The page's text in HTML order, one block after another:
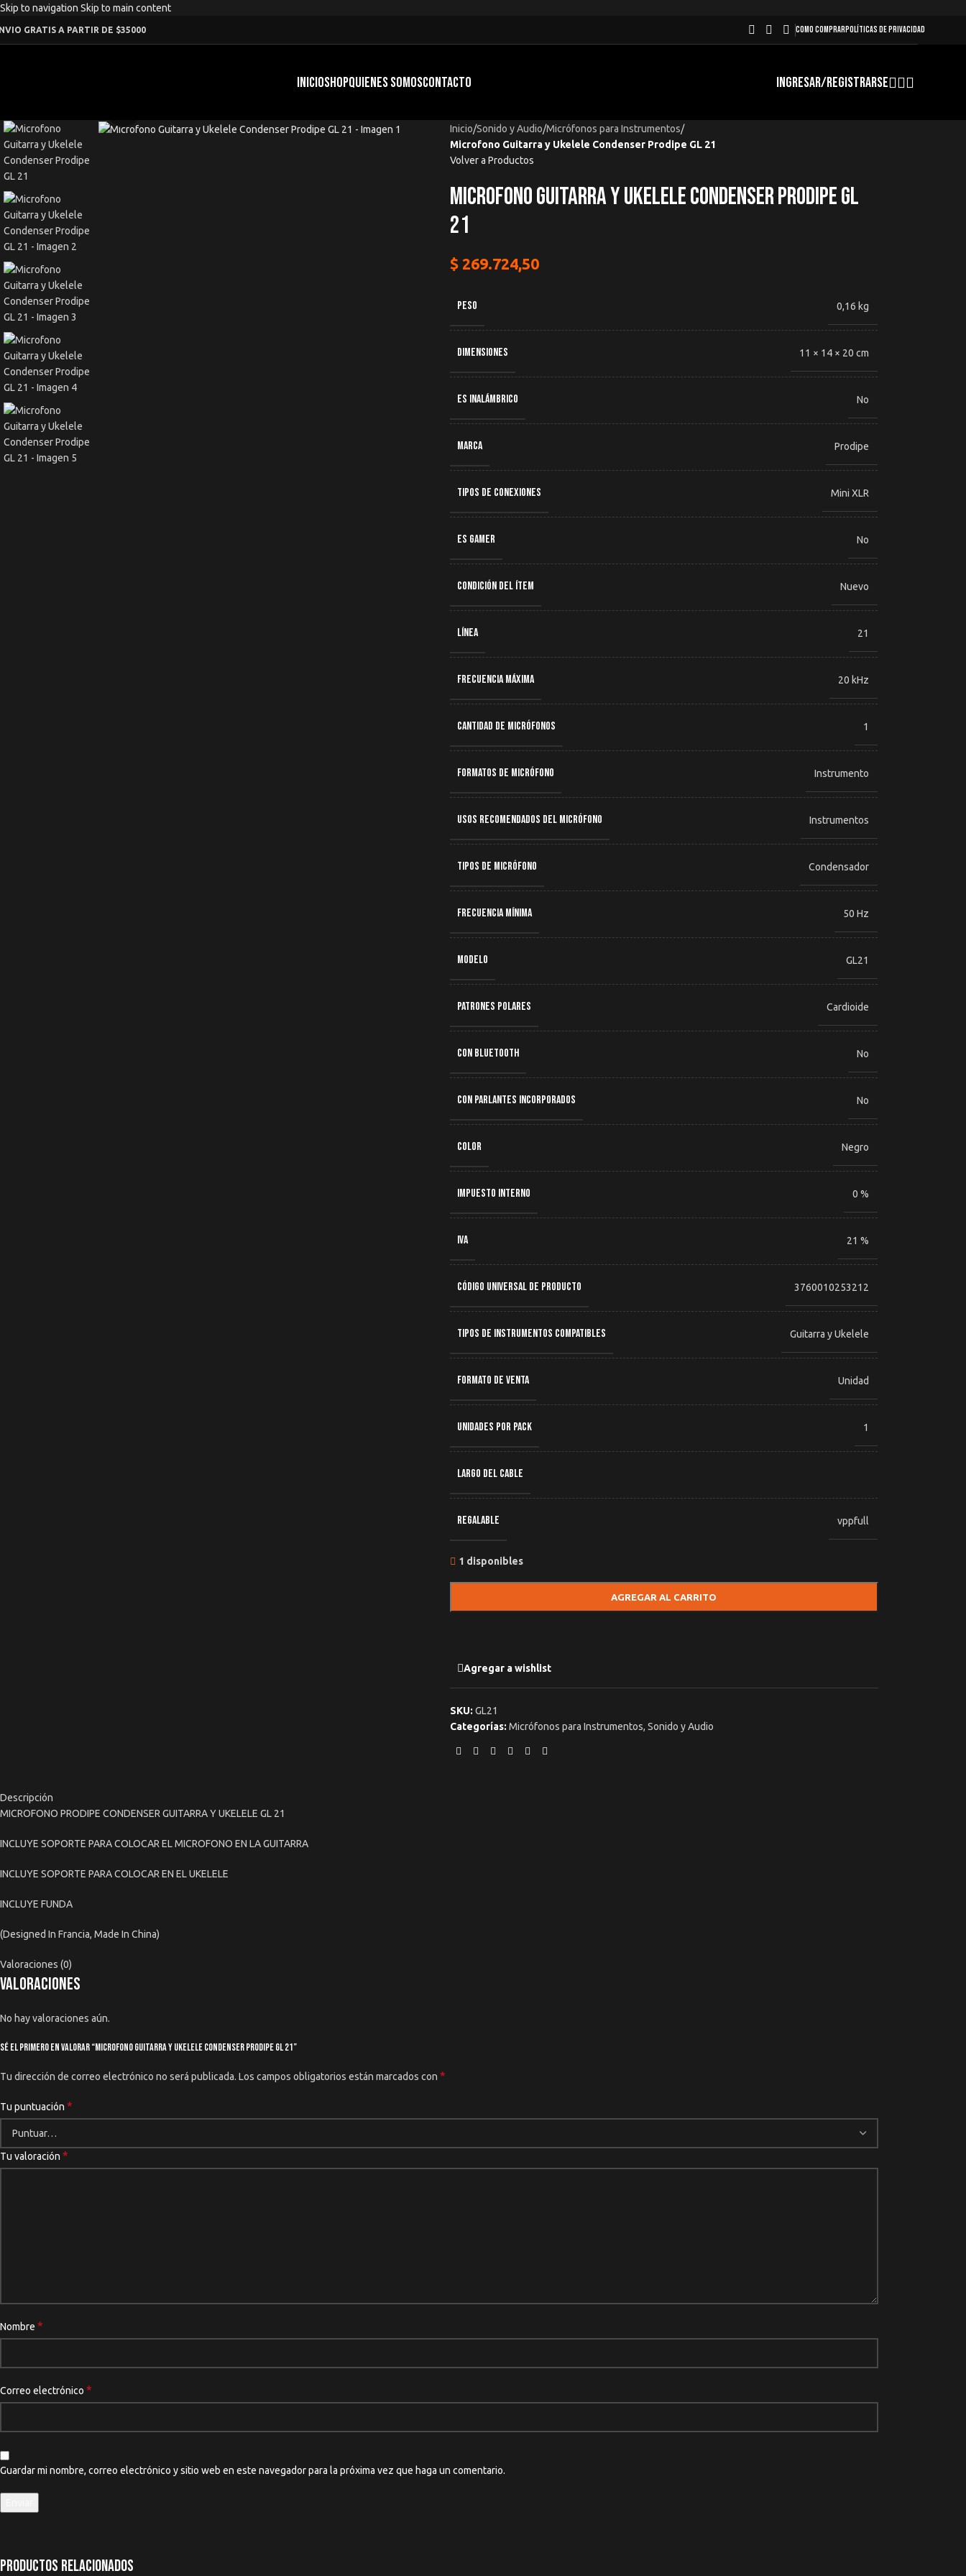
Skip to navigation Skip to main content
GRATIS A PARTIR DE $35000 COMO COMPRARPOLÍTICAS DE PRIVACIDAD
INICIOSHOPQUIENES SOMOSCONTACTO INGRESAR/REGISTRARSE
Inicio/Sonido y Audio/Micrófonos para Instrumentos/
Microfono Guitarra y Ukelele Condenser Prodipe GL 21
Volver a Productos
Microfono Guitarra y Ukelele Condenser Prodipe GL
21
$269.724,50
PESO 0,16 kg
DIMENSIONES 11 × 14 × 20 cm
ES INALÁMBRICO No
MARCA Prodipe
TIPOS DE CONEXIONES Mini XLR
ES GAMER No
CONDICIÓN DEL ÍTEM Nuevo
LÍNEA 21
FRECUENCIA MÁXIMA 20 kHz
CANTIDAD DE MICRÓFONOS 1
FORMATOS DE MICRÓFONO Instrumento
USOS RECOMENDADOS DEL MICRÓFONO Instrumentos
TIPOS DE MICRÓFONO Condensador
FRECUENCIA MÍNIMA 50 Hz
MODELO GL21
PATRONES POLARES Cardioide
CON BLUETOOTH No
CON PARLANTES INCORPORADOS No
COLOR Negro
IMPUESTO INTERNO 0 %
IVA 21 %
CÓDIGO UNIVERSAL DE PRODUCTO 3760010253212
TIPOS DE INSTRUMENTOS COMPATIBLES Guitarra y Ukelele
FORMATO DE VENTA Unidad
UNIDADES POR PACK 1
LARGO DEL CABLE
REGALABLE vppfull
1 disponibles
AGREGAR AL CARRITO
Agregar a wishlist
SKU: GL21
Categorías: Micrófonos para Instrumentos, Sonido y Audio
Descripción
MICROFONO PRODIPE CONDENSER GUITARRA Y UKELELE GL 21
INCLUYE SOPORTE PARA COLOCAR EL MICROFONO EN LA GUITARRA
INCLUYE SOPORTE PARA COLOCAR EN EL UKELELE
INCLUYE FUNDA
(Designed In Francia, Made In China)
Valoraciones (0)
Valoraciones
No hay valoraciones aún.
Sé el primero en valorar “Microfono Guitarra y Ukelele Condenser Prodipe GL 21”
Tu dirección de correo electrónico no será publicada. Los campos obligatorios están marcados con *
Tu puntuación *
Tu valoración *
Nombre *
Correo electrónico *
Guardar mi nombre, correo electrónico y sitio web en este navegador para la próxima vez que haga un comentario.
Productos relacionados